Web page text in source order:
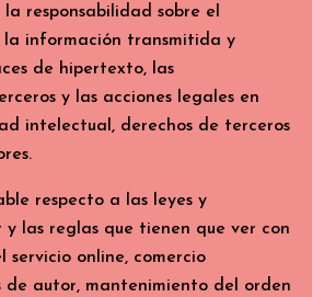
responsabilidad sobre el
la información transmitida y
de hipertexto, las
y las acciones legales en
intelectual, derechos de terceros
respecto a las leyes y
las reglas que tienen que ver con
servicio online, comercio
de autor, mantenimiento del orden